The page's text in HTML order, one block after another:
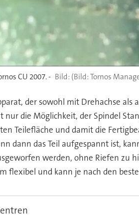
CU 2007. - (Bild: Tornos
der sowohl mit Drehachse
die Möglichkeit, der Spindel
Teilefläche und damit die
dann das Teil aufgespannt ist,
werden, ohne Riefen
flexibel und kann je nach den